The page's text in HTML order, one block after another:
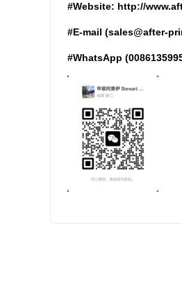
#Website: http://
#E-mail (sales@after-
#WhatsApp